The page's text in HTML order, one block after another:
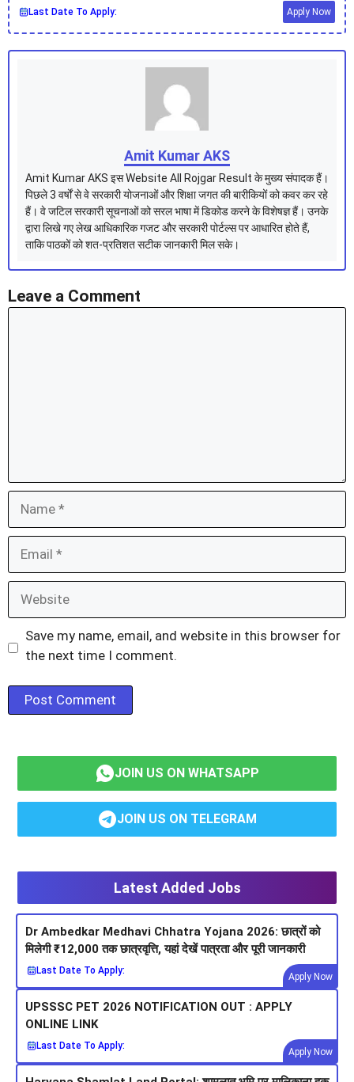
Last Date To Apply: Apply Now
Amit Kumar AKS
Amit Kumar AKS इस Website All Rojgar Result के मुख्य संपादक हैं।
पिछले 3 वर्षों से वे सरकारी योजनाओं और शिक्षा जगत की बारीकियों को कवर कर रहे
हैं। वे जटिल सरकारी सूचनाओं को सरल भाषा में डिकोड करने के विशेषज्ञ हैं। उनके
द्वारा लिखे गए लेख आधिकारिक गजट और सरकारी पोर्टल्स पर आधारित होते हैं,
ताकि पाठकों को शत-प्रतिशत सटीक जानकारी मिल सके।
Leave a Comment
Save my name, email, and website in this browser for
the next time I comment.
JOIN US ON WHATSAPP
JOIN US ON TELEGRAM
Latest Added Jobs
Dr Ambedkar Medhavi Chhatra Yojana 2026: छात्रों को
मिलेगी ₹12,000 तक छात्रवृत्ति, यहां देखें पात्रता और पूरी जानकारी
Last Date To Apply:
Apply Now
UPSSSC PET 2026 NOTIFICATION OUT : APPLY
ONLINE LINK
Last Date To Apply:
Apply Now